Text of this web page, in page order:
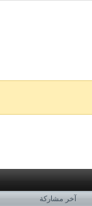
آخر مشاركة